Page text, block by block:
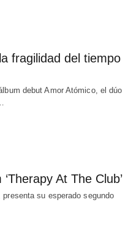
fragilidad del tiempo
debut Amor Atómico, el dúo
At The Club’
su esperado segundo